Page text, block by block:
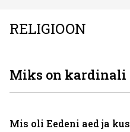
RELIGIOON
Miks on kardinali
Mis oli Eedeni aed ja